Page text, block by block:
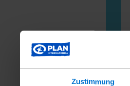
Zustimmung